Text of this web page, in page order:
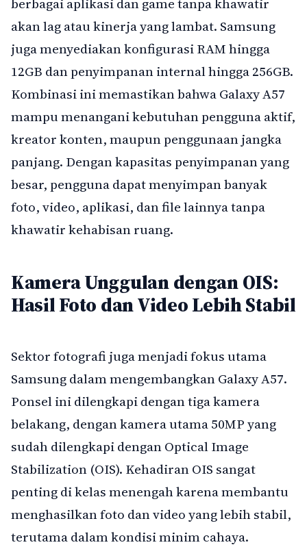
akan lag atau kinerja yang lambat. Samsung
juga menyediakan konfigurasi RAM hingga
12GB dan penyimpanan internal hingga 256GB.
Kombinasi ini memastikan bahwa Galaxy A57
mampu menangani kebutuhan pengguna aktif,
kreator konten, maupun penggunaan jangka
panjang. Dengan kapasitas penyimpanan yang
besar, pengguna dapat menyimpan banyak
foto, video, aplikasi, dan file lainnya tanpa
khawatir kehabisan ruang.
Kamera Unggulan dengan OIS:
Hasil Foto dan Video Lebih Stabil
Sektor fotografi juga menjadi fokus utama
Samsung dalam mengembangkan Galaxy A57.
Ponsel ini dilengkapi dengan tiga kamera
belakang, dengan kamera utama 50MP yang
sudah dilengkapi dengan Optical Image
Stabilization (OIS). Kehadiran OIS sangat
penting di kelas menengah karena membantu
menghasilkan foto dan video yang lebih stabil,
terutama dalam kondisi minim cahaya.